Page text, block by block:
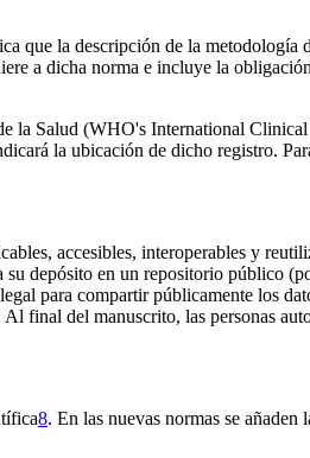
que la descripción de la metodología
a dicha norma e incluye la
la Salud (WHO's International
la ubicación de dicho registro.
accesibles, interoperables y
su depósito en un repositorio público
para compartir públicamente los
final del manuscrito, las personas
8. En las nuevas normas se añaden